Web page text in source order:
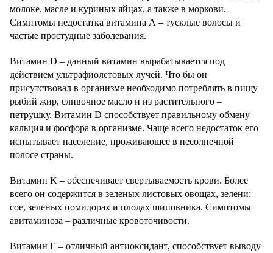
молоке, масле и куриных яйцах, а также в моркови.
Симптомы недостатка витамина А – тусклые волосы и
частые простудные заболевания.
Витамин D – данный витамин вырабатывается под
действием ультрафиолетовых лучей. Что бы он
присутствовал в организме необходимо потреблять в пищу
рыбий жир, сливочное масло и из растительного –
петрушку. Витамин D способствует правильному обмену
кальция и фосфора в организме. Чаще всего недостаток его
испытывает население, проживающее в несолнечной
полосе страны.
Витамин K – обеспечивает свертываемость крови. Более
всего он содержится в зеленых листовых овощах, зелени:
сое, зеленых помидорах и плодах шиповника. Симптомы
авитаминоза – различные кровоточивости.
Витамин E – отличный антиоксидант, способствует выводу